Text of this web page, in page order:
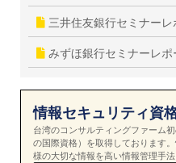
三井住友銀行セミナーレ
みずほ銀行セミナーレポ
情報セキュリティ資
台湾のコンサルティングファーム
の国際資格）を取得しております
様の大切な情報を高い情報管理手